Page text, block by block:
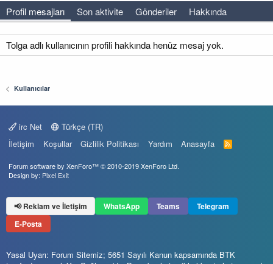
Profil mesajları Son aktivite Gönderiler Hakkında
Tolga adlı kullanıcının profili hakkında henüz mesaj yok.
Kullanıcılar
irc Net
Türkçe (TR)
İletişim
Koşullar Gizlilik Politikası Yardım Anasayfa
R
S
Forum software by XenForo™© 2010-2019 XenForo Ltd.
Design by: Pixel Exit
📢 Reklam ve İletişim WhatsApp Teams
Telegram
E-Posta
Yasal Uyarı: Forum Sitemiz; 5651 Sayılı Kanun kapsamında BTK